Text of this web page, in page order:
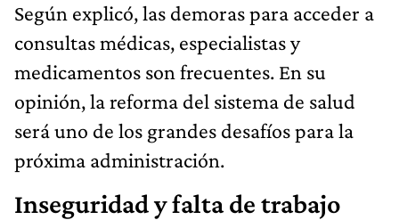
Según explicó, las demoras para acceder a
consultas médicas, especialistas y
medicamentos son frecuentes. En su
opinión, la reforma del sistema de salud
será uno de los grandes desafíos para la
próxima administración.
Inseguridad y falta de trabajo